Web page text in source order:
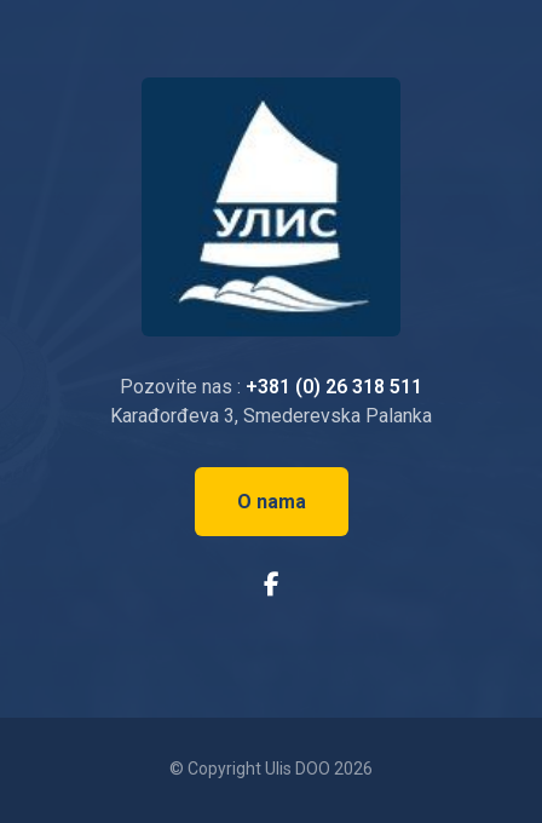
Pozovite nas : +381 (0) 26 318 511
Karađorđeva 3, Smederevska Palanka
O nama
© Copyright Ulis DOO 2026